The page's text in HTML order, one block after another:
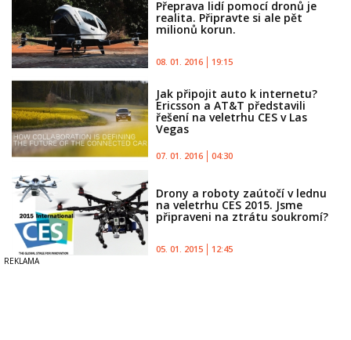
Přeprava lidí pomocí dronů je
realita. Připravte si ale pět
milionů korun.
08. 01. 2016 19:15
Jak připojit auto k internetu?
Ericsson a AT&T představili
řešení na veletrhu CES v Las
Vegas
07. 01. 2016 04:30
Drony a roboty zaútočí v lednu
na veletrhu CES 2015. Jsme
připraveni na ztrátu soukromí?
05. 01. 2015 12:45